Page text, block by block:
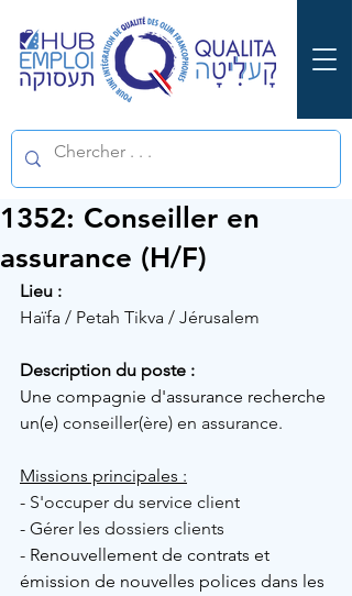
1352: Conseiller en
assurance (H/F)
Lieu :
Haïfa / Petah Tikva / Jérusalem
Description du poste :
Une compagnie d'assurance recherche
un(e) conseiller(ère) en assurance.
Missions principales :
- S'occuper du service client
- Gérer les dossiers clients
- Renouvellement de contrats et
émission de nouvelles polices dans les